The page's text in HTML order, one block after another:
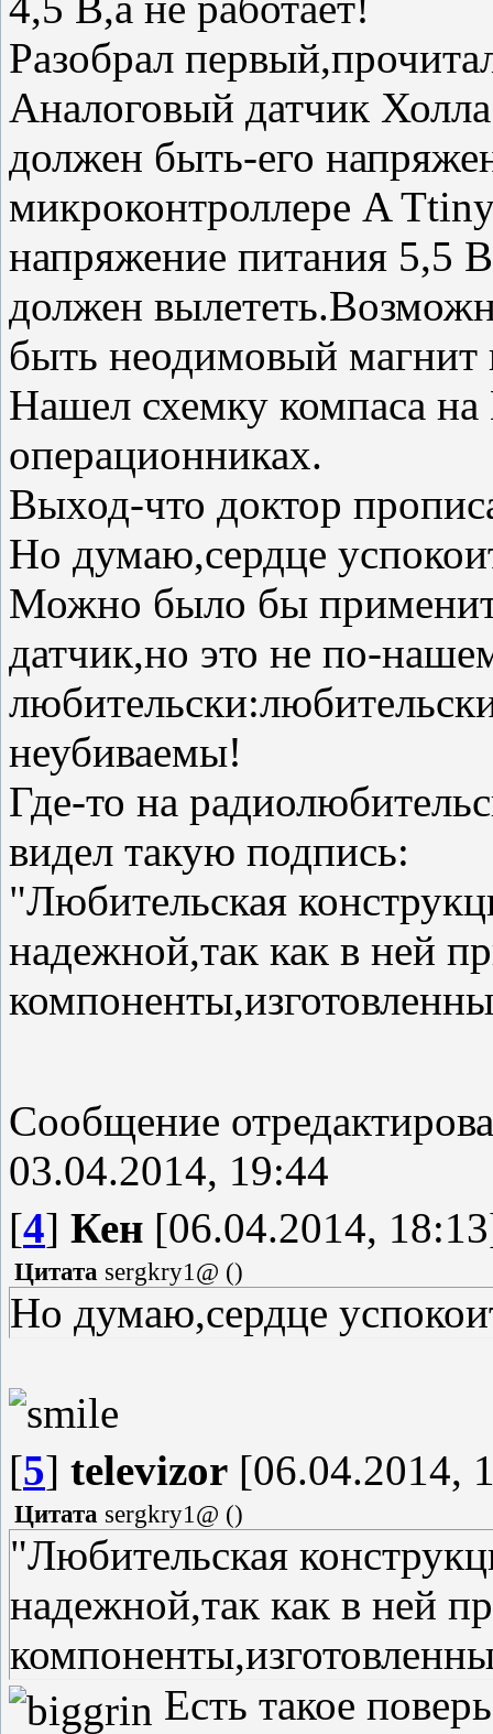
Разобрал
Аналоговый датчик
должен быть-его
микроконтроллере A
напряжение питания 5,5
должен
быть неодимовый
Нашел схемку компаса
операционниках.
Выход-что доктор
Но думаю,сердце
Можно было бы
датчик,но это не по-
неубиваемы!
Где-то на
видел такую подпись:
"Любительская
надежной,так как в ней
Сообщение
03.04.2014, 19:44
[4] Кен [06.04.2014,
Цитата sergkry1@ ()
Но думаю,сердце
[5] televizor [06.04.2014,
Цитата sergkry1@ ()
"Любительская
надежной,так как в ней
Есть такое